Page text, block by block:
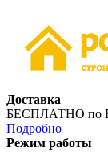
Доставка
БЕСПЛАТНО по
Подробно
Режим работы